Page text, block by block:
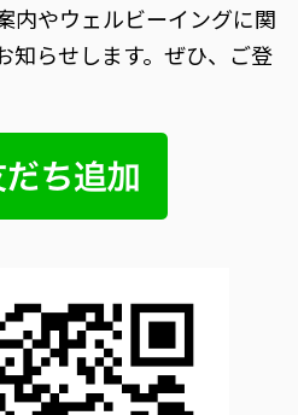
内やウェルビーイングに関
知らせします。ぜひ、ご登